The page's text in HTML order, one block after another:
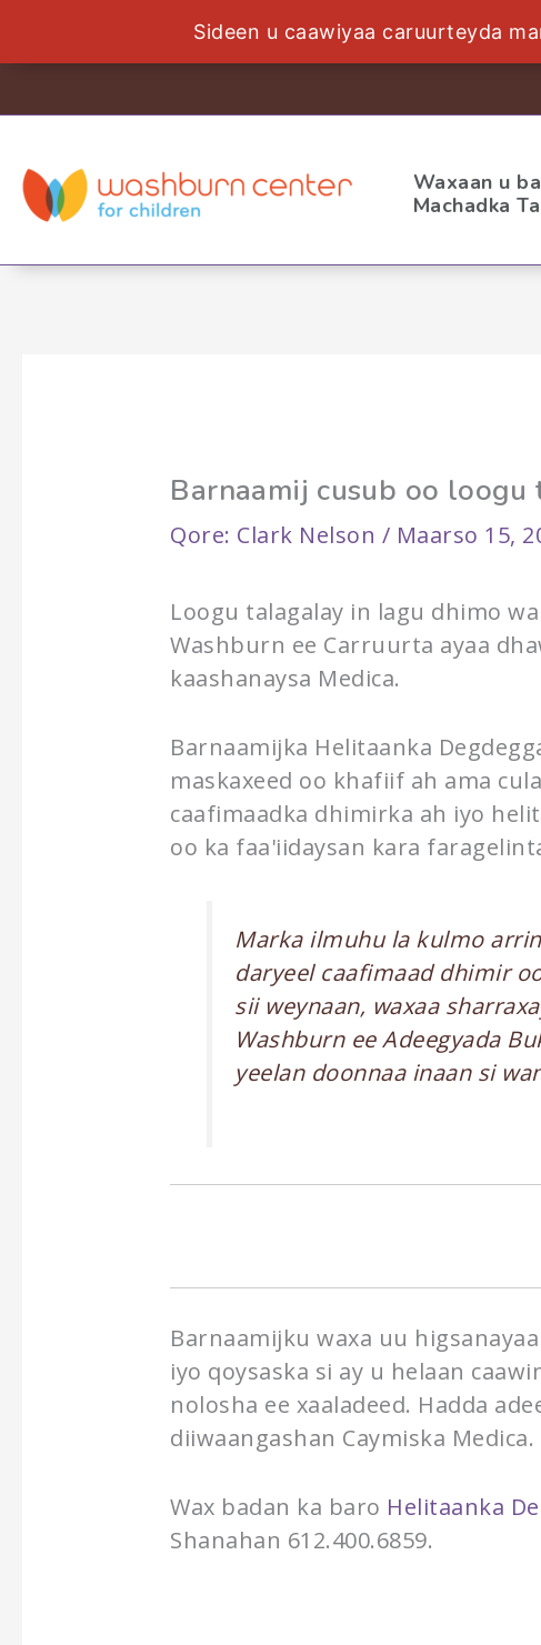
Sideen u caawiyaa caruurteyda
bood
Waxaan u
Machadka
Barnaamij cusub oo
Qore: Clark Nelson / Maarso 15,
Loogu talagalay in lagu dhimo
Washburn ee Carruurta ayaa
kaashanaysa Medica.
Barnaamijka Helitaanka
maskaxeed oo khafiif ah ama
caafimaadka dhimirka ah iyo
oo ka faa'iidaysan kara
Marka ilmuhu la kulmo
daryeel caafimaad dhimir
sii weynaan, waxaa
Washburn ee Adeegyada
yeelan doonnaa inaan si
Barnaamijku waxa uu
iyo qoysaska si ay u helaan
nolosha ee xaaladeed. Hadda
diiwaangashan Caymiska Medica.
Wax badan ka baro Helitaanka
Shanahan 612.400.6859.